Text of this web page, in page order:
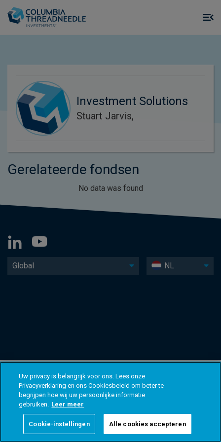
Investment Solutions
Stuart Jarvis,
Gerelateerde fondsen
No data was found
Global NL
Uw privacy is belangrijk voor ons. Lees onze
Privacyverklaring en ons Cookiesbeleid om beter te
begrijpen hoe wij uw persoonlijke informatie
gebruiken. Leer meer
Cookie-instellingen Alle cookies accepteren